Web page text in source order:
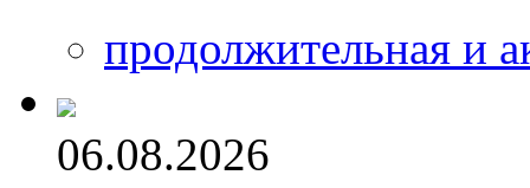
продолжительная и
06.08.2026